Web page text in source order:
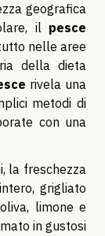
geografica
il pesce
nelle aree
della dieta
rivela una
metodi di
con una
la freschezza
grigliato
limone e
in gustosi